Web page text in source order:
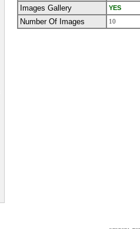
Images Gallery YES
Number Of Images 10